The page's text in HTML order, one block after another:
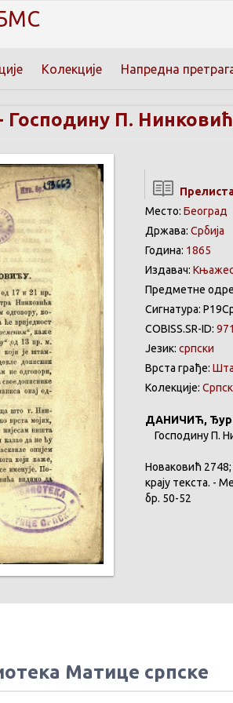
Колекције Напредна
Господину П.
Место: Београд
Држава: Србија
Година: 1865
Издавач:
Предметне
Сигнатура:
COBISS.SR-ID:
Језик: српски
Врста грађе:
Колекције:
ДАНИЧИЋ,
ГосподинуП.
Новаковић 2748;
крају текста. -
бр. 50-52
Матице српске